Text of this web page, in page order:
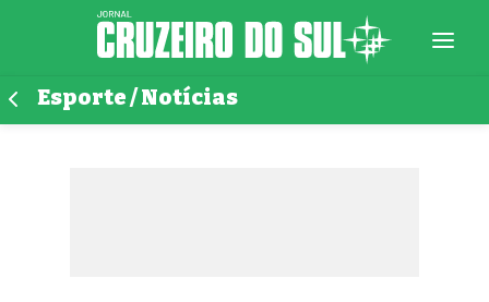
Esporte / Notícias